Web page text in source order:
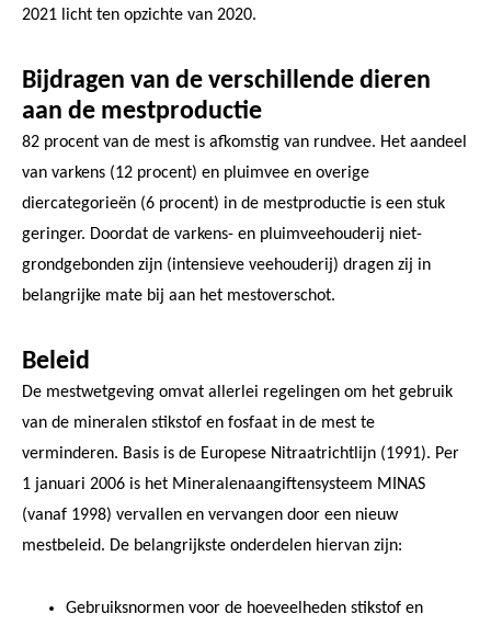
2021 licht ten opzichte van 2020.
Bijdragen van de verschillende dieren
aan de mestproductie
82 procent van de mest is afkomstig van rundvee. Het aandeel
van varkens (12 procent) en pluimvee en overige
diercategorieën (6 procent) in de mestproductie is een stuk
geringer. Doordat de varkens- en pluimveehouderij niet-
grondgebonden zijn (intensieve veehouderij) dragen zij in
belangrijke mate bij aan het mestoverschot.
Beleid
De mestwetgeving omvat allerlei regelingen om het gebruik
van de mineralen stikstof en fosfaat in de mest te
verminderen. Basis is de Europese Nitraatrichtlijn (1991). Per
1 januari 2006 is het Mineralenaangiftensysteem MINAS
(vanaf 1998) vervallen en vervangen door een nieuw
mestbeleid. De belangrijkste onderdelen hiervan zijn:
Gebruiksnormen voor de hoeveelheden stikstof en